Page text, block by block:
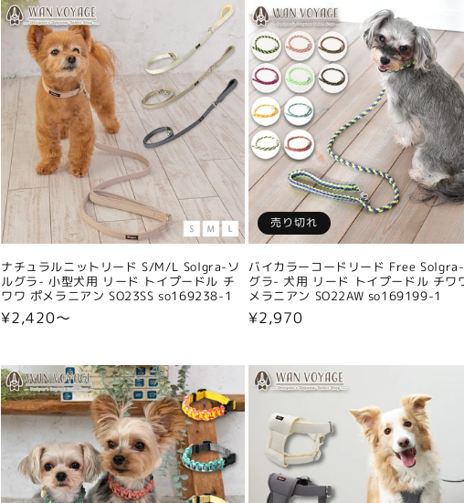
ナチュラルニットリード S/M/L Solgra-ソ
ルグラ- 小型犬用 リード トイプードル チ
ワワ ポメラニアン SO23SS so169238-1
通
格
¥2,420〜
売り切れ
バイカラーコードリード Free
グラ- 犬用 リード トイプードル チワ
メラニアン SO22AW so169199-1
通
格
¥2,970